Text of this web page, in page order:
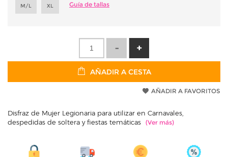
M/L XL Guía de tallas
AÑADIR A CESTA
AÑADIR A FAVORITOS
Disfraz de Mujer Legionaria para utilizar en Carnavales,
despedidas de soltera y fiestas temáticas